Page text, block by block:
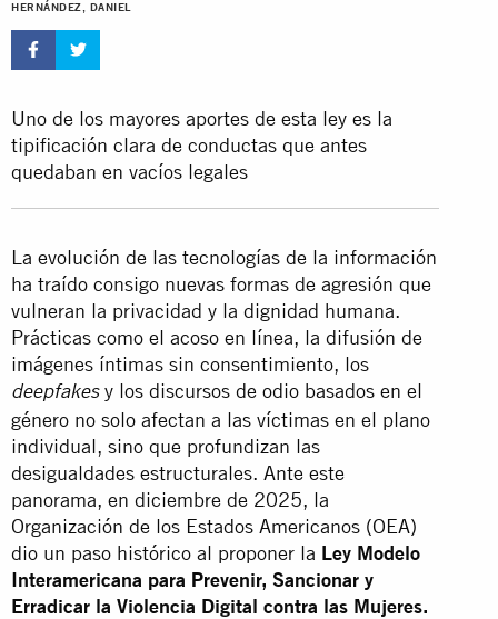
HERNÁNDEZ, DANIEL
Uno de los mayores aportes de esta ley es la
tipificación clara de conductas que antes
quedaban en vacíos legales
La evolución de las tecnologías de la información
ha traído consigo nuevas formas de agresión que
vulneran la privacidad y la dignidad humana.
Prácticas como el acoso en línea, la difusión de
imágenes íntimas sin consentimiento, los
deepfakesy los discursos de odio basados en el
género no solo afectan a las víctimas en el plano
individual, sino que profundizan las
desigualdades estructurales. Ante este
panorama, en diciembre de 2025, la
Organización de los Estados Americanos (OEA)
dio un paso histórico al proponer la Ley Modelo
Interamericana para Prevenir, Sancionar y
Erradicar la Violencia Digital contra las Mujeres.